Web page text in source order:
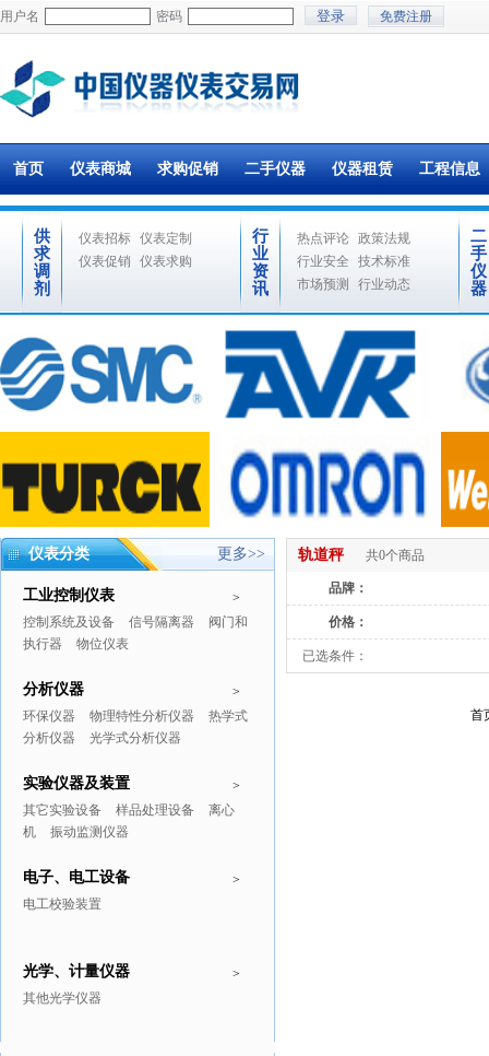
用户名 密码 免费注册
首页 仪表商城 求购促销 二手仪器 仪器租赁 工程信息
供
求
调
剂
仪表招标 仪表定制
仪表促销
仪表求购
行
业
资
讯
热点评论 政策法规
行业安全
技术标准
市场预测
行业动态
二
手
仪
器
仪表分类 更多>>
>
工业控制仪表
控制系统及设备 信号隔离器
阀门和
执行器
物位仪表
>
分析仪器
环保仪器 物理特性分析仪器
热学式
分析仪器
光学式分析仪器
>
实验仪器及装置
其它实验设备 样品处理设备
离心
机
振动监测仪器
>
电子、电工设备
电工校验装置
>
光学、计量仪器
其他光学仪器
轨道秤 共0个商品
品牌：
价格：
已选条件：
首